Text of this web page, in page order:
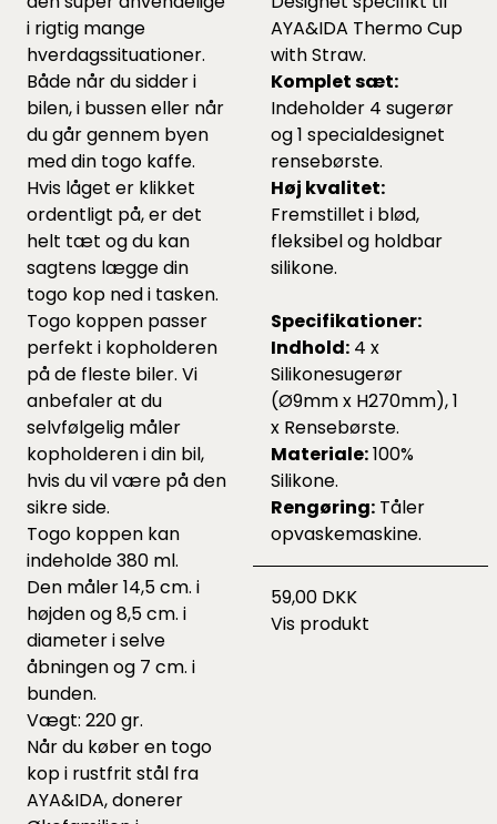
i rigtig mange
hverdagssituationer.
Både når du sidder i
bilen, i bussen eller når
du går gennem byen
med din togo kaffe.
Hvis låget er klikket
ordentligt på, er det
helt tæt og du kan
sagtens lægge din
togo kop ned i tasken.
Togo koppen passer
perfekt i kopholderen
på de fleste biler. Vi
anbefaler at du
selvfølgelig måler
kopholderen i din bil,
hvis du vil være på den
sikre side.
Togo koppen kan
indeholde 380 ml.
Den måler 14,5 cm. i
højden og 8,5 cm. i
diameter i selve
åbningen og 7 cm. i
bunden.
Vægt: 220 gr.
Når du køber en togo
kop i rustfrit stål fra
AYA&IDA, donerer
AYA&IDA Thermo Cup
with Straw.
Komplet sæt:
Indeholder 4 sugerør
og 1 specialdesignet
rensebørste.
Høj kvalitet:
Fremstillet i blød,
fleksibel og holdbar
silikone.
Specifikationer:
Indhold: 4 x
Silikonesugerør
(Ø9mm x H270mm), 1
x Rensebørste.
Materiale:100%
Silikone.
Rengøring: Tåler
opvaskemaskine.
59,00 DKK
Vis produkt